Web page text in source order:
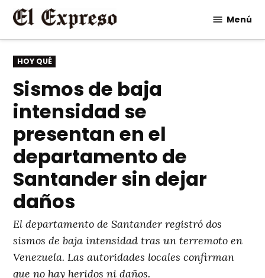
Saltar
contenido
Menú
PUBLICADO
EN
HOY QUÉ
Sismos de baja
intensidad se
presentan en el
departamento de
Santander sin dejar
daños
El departamento de Santander registró dos
sismos de baja intensidad tras un terremoto en
Venezuela. Las autoridades locales confirman
que no hay heridos ni daños.